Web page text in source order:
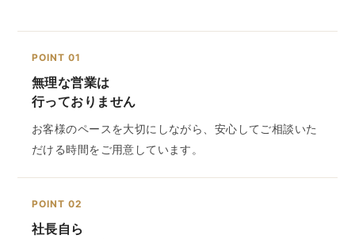
POINT 01
無理な営業は
行っておりません
お客様のペースを大切にしながら、安心してご相談いた
だける時間をご用意しています。
POINT 02
社長自ら